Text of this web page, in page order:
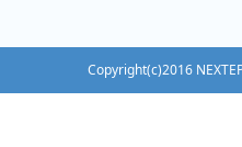
Copyright(c)2016